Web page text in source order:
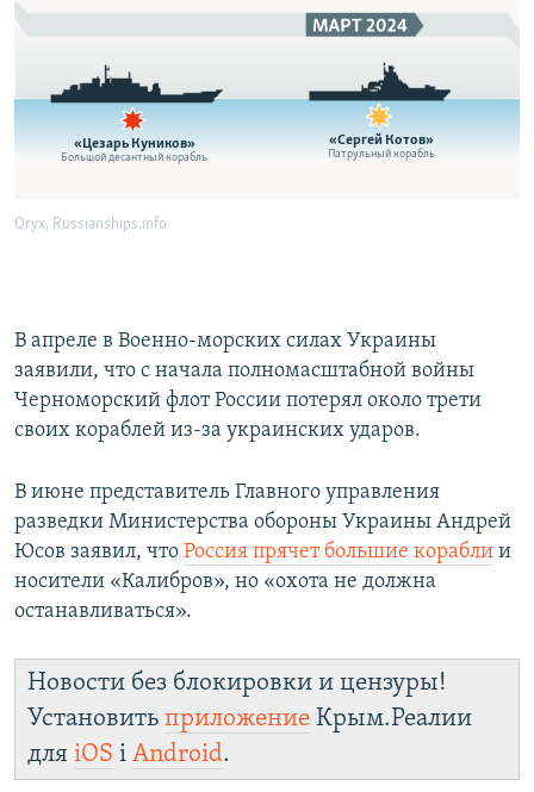
В апреле в Военно-морских силах Украины
заявили, что с начала полномасштабной войны
Черноморский флот России потерял около трети
своих кораблей из-за украинских ударов.
В июне представитель Главного управления
разведки Министерства обороны Украины Андрей
Юсов заявил, что Россия прячет большие корабли и
носители «Калибров», но «охота не должна
останавливаться».
Новости без блокировки и цензуры!
Установить приложение Крым.Реалии
для iOS і Android.